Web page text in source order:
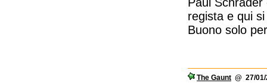
regista e qui
Buono solo
The Gaunt @ 27/